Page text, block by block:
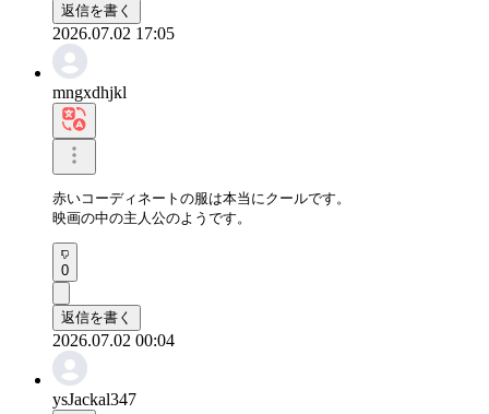
返信を書く
2026.07.02 17:05
mngxdhjkl
赤いコーディネートの服は本当にクールです。
映画の中の主人公のようです。
0
返信を書く
2026.07.02 00:04
ysJackal347